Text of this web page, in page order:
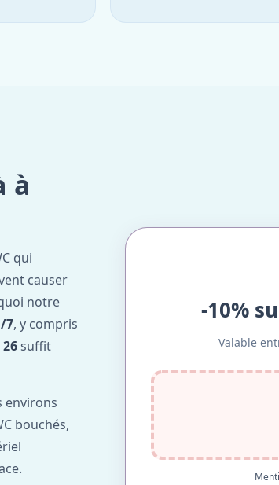
à
qui
causer
notre
7, y compris
26suffit
environs
bouchés,
-10%
Valable